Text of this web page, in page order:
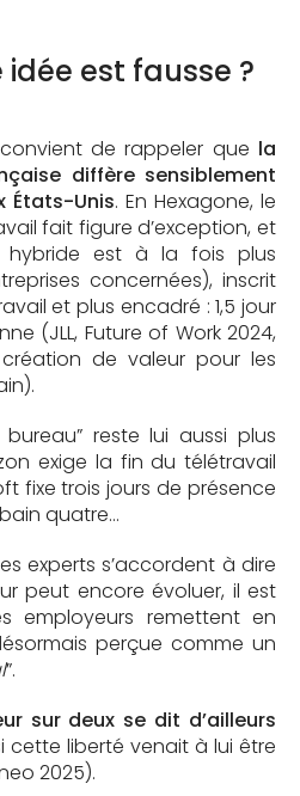
est fausse ?
de rappeler que la
diffère sensiblement
États-Unis. En Hexagone, le
fait figure d’exception, et
hybride est à la fois plus
concernées), inscrit
et plus encadré : 1,5 jour
(JLL, Future of Work 2024,
création de valeur pour les
reste lui aussi plus
exige la fin du télétravail
fixe trois jours de présence
quatre…
experts s’accordent à dire
peut encore évoluer, il est
employeurs remettent en
perçue comme un
”.
sur deux se dit d’ailleurs
cette liberté venait à lui être
2025).